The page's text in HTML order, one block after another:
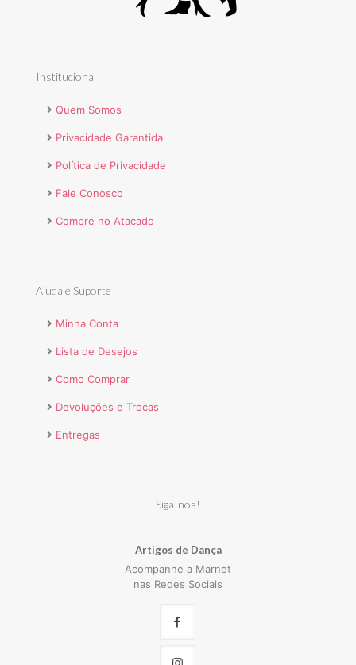
Institucional
Quem Somos
Privacidade Garantida
Política de Privacidade
Fale Conosco
Compre no Atacado
Ajuda e Suporte
Minha Conta
Lista de Desejos
Como Comprar
Devoluções e Trocas
Entregas
Siga-nos!
Artigos de Dança
Acompanhe a Marnet
nas Redes Sociais